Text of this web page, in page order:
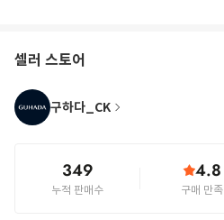
셀러 스토어
구하다_CK
349
누적 판매수
4.8
구매 만족